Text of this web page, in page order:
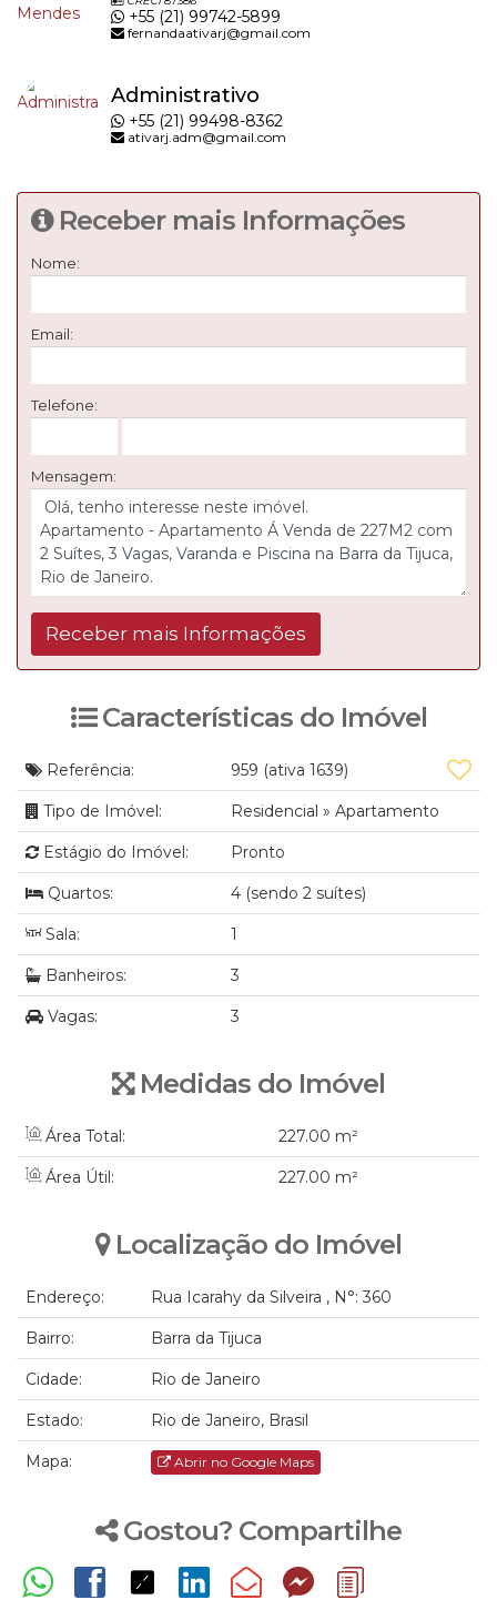
+55 (21) 99742-5899
fernandaativarj@gmail.com
Administrativo
+55 (21) 99498-8362
ativarj.adm@gmail.com
Receber mais Informações
Nome:
Email:
Telefone:
Mensagem:
Características do Imóvel
Referência: 959 (ativa 1639)
Tipo de Imóvel: Residencial » Apartamento
Estágio do Imóvel: Pronto
Quartos: 4 (sendo 2 suítes)
Sala: 1
Banheiros: 3
Vagas: 3
Medidas do Imóvel
Área Total: 227.00 m²
Área Útil: 227.00 m²
Localização do Imóvel
Endereço: Rua Icarahy da Silveira , N°: 360
Bairro: Barra da Tijuca
Cidade: Rio de Janeiro
Estado: Rio de Janeiro, Brasil
Mapa: Abrir no Google Maps
Gostou? Compartilhe